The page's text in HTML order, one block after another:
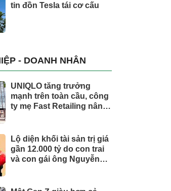
tin đồn Tesla tái cơ cấu
- DOANH NHÂN
UNIQLO tăng trưởng
mạnh trên toàn cầu, công
ty mẹ Fast Retailing nâng
Lộ diện khối tài sản trị giá
gần 12.000 tỷ do con trai
và con gái ông Nguyễn